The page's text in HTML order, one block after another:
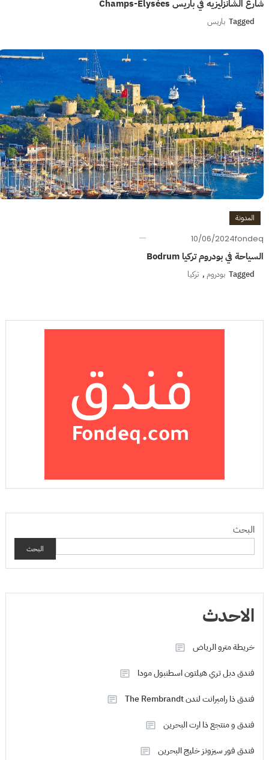
شارع الشانزليزيه في باريس Champs-Élysées
Tagged باريس
المدونة
10/06/2024fondeq
السياحة في بودروم تركيا Bodrum
Tagged بودروم , تركيا
البحث
البحث
الاحدث
خريطة مترو الرياض
فندق دبل تري هيلتون اسطنبول مودا
فندق ذا رامبرانت لندن The Rembrandt
فندق و منتجع ذا ارت البحرين
فندق فور سيزونز خليج البحرين